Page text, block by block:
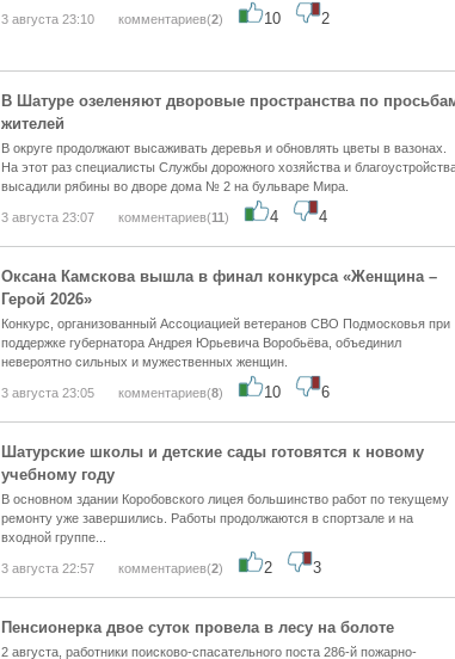
3 августа 23:10 комментариев(2) 10 2
В Шатуре озеленяют дворовые пространства по
жителей
В округе продолжают высаживать деревья и обновлять цветы в вазонах.
На этот раз специалисты Службы дорожного хозяйства и
высадили рябины во дворе дома № 2 на бульваре Мира.
3 августа 23:07 комментариев(11) 4 4
Оксана Камскова вышла в финал конкурса «Женщина –
Герой 2026»
Конкурс, организованный Ассоциацией ветеранов СВО Подмосковья при
поддержке губернатора Андрея Юрьевича Воробьёва, объединил
невероятно сильных и мужественных женщин.
3 августа 23:05 комментариев(8) 10 6
Шатурские школы и детские сады готовятся к новому
учебному году
В основном здании Коробовского лицея большинство работ по текущему
ремонту уже завершились. Работы продолжаются в спортзале и на
входной группе...
3 августа 22:57 комментариев(2) 2 3
Пенсионерка двое суток провела в лесу на болоте
2 августа, работники поисково-спасательного поста 286-й пожарно-